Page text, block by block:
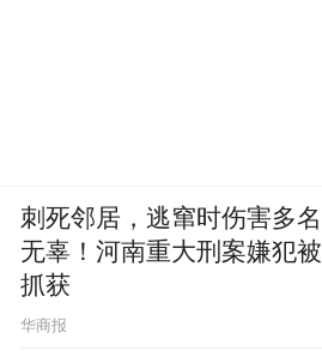
刺死邻居，逃窜时伤害多名
无辜！河南重大刑案嫌犯被
抓获
华商报